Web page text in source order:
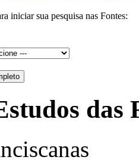
iniciar sua pesquisa nas Fontes:
das